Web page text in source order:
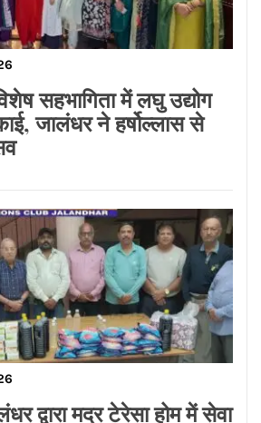
ਸ਼ਲਾਘਾਯੋਗ ਕਦਮ, 152 ਹੋਰ
ਹੈ ਮੁਫ਼ਤ ਬਿਜਲੀ ਦੀ
ਭਗਤ
सुरक्षा सेल पंजाब ने मोहम्मद
जिला शहरी उपाध्यक्ष